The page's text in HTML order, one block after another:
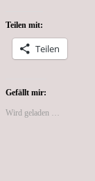
Teilen mit:
Teilen
Gefällt mir:
Wird geladen …